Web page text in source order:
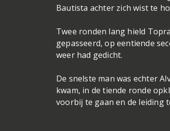
Bautista achter zich wist te
Twee ronden lang hield
gepasseerd, op eentiende
weer had gedicht.
De snelste man was echter
kwam, in de tiende ronde
voorbij te gaan en de leiding